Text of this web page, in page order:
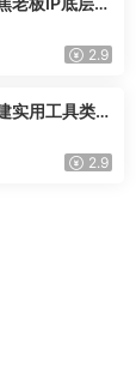
2.9
实用工具类小
2.9